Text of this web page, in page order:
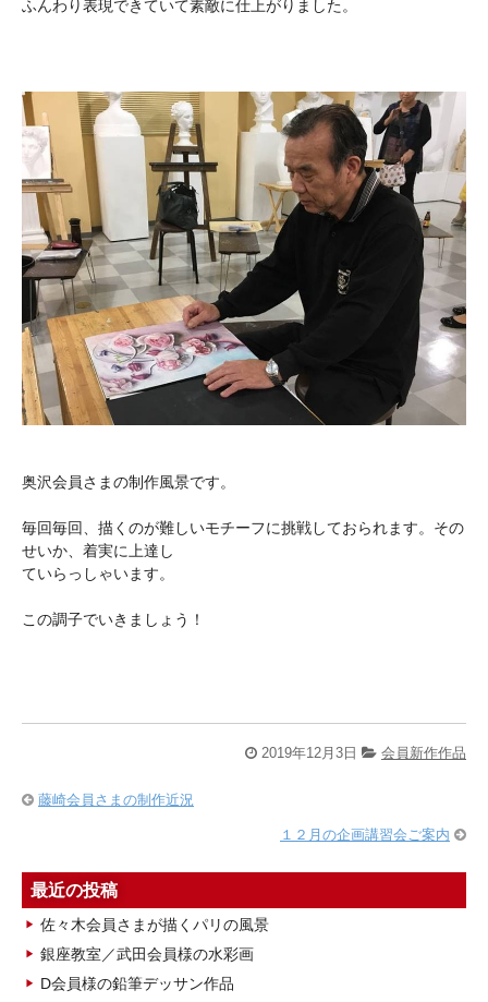
ふんわり表現できていて素敵に仕上がりました。
奥沢会員さまの制作風景です。
毎回毎回、描くのが難しいモチーフに挑戦しておられます。その
せいか、着実に上達し
ていらっしゃいます。
この調子でいきましょう！
2019年12月3日 会員新作作品
藤崎会員さまの制作近況
１２月の企画講習会ご案内
最近の投稿
佐々木会員さまが描くパリの風景
銀座教室／武田会員様の水彩画
D会員様の鉛筆デッサン作品